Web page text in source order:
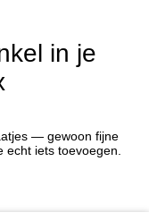
en het
in je
— gewoon fijne
echt iets toevoegen.